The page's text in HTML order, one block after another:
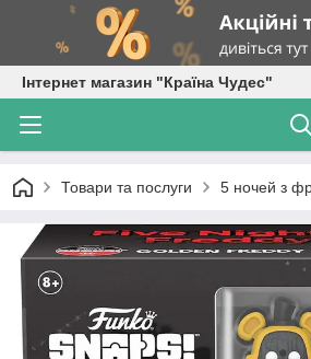
Інтернет магазин "Країна Чудес"
Товари та послуги 5 ночей з